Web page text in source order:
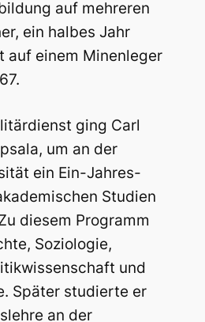
auf mehreren
ein halbes Jahr
auf einem Minenleger
ging Carl
um an der
ein Ein-Jahres-
Studien
diesem Programm
Soziologie,
und
Später studierte er
an der